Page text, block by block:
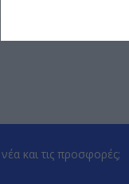
και τις προσφορές;